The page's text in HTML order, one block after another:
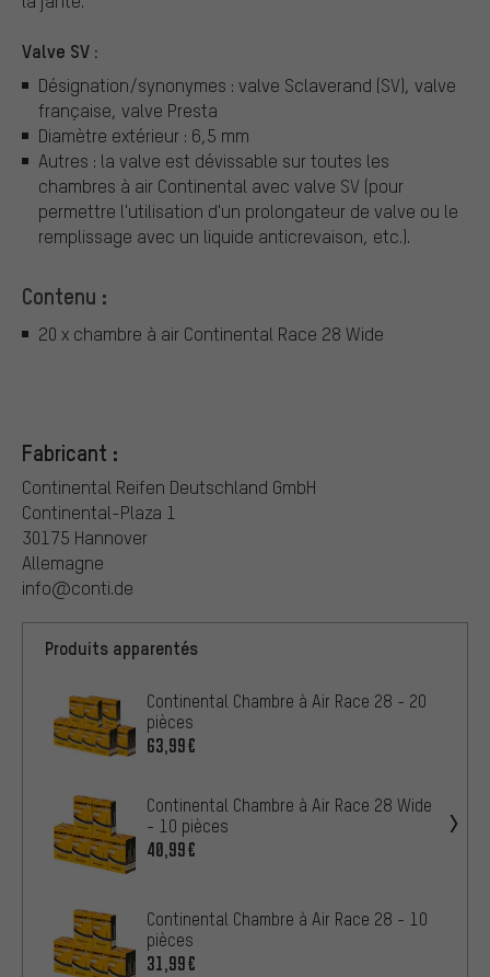
Valve SV :
Désignation/synonymes : valve Sclaverand (SV), valve
française, valve Presta
Diamètre extérieur : 6,5 mm
Autres : la valve est dévissable sur toutes les
chambres à air Continental avec valve SV (pour
permettre l'utilisation d'un prolongateur de valve ou le
remplissage avec un liquide anticrevaison, etc.).
Contenu :
20 x chambre à air Continental Race 28 Wide
Fabricant :
Continental Reifen Deutschland GmbH
Continental-Plaza 1
30175 Hannover
Allemagne
info@conti.de
Produits apparentés
Continental Chambre à Air Race 28 - 20
pièces
63,99€
Continental Chambre à Air Race 28 Wide
- 10 pièces
40,99€
Continental Chambre à Air Race 28 - 10
pièces
31,99€